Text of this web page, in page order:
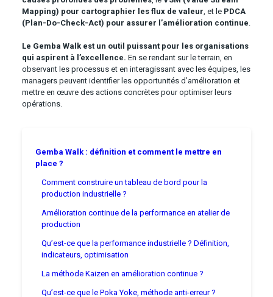
Mapping) pour cartographier les flux de valeur , et le PDCA
(Plan-Do-Check-Act) pour assurer l’amélioration continue
Le Gemba Walk est un outil puissant pour les organisations
qui aspirent à l’excellence. En se rendant sur le terrain, en
observant les processus et en interagissant avec les équipes, les
managers peuvent identifier les opportunités d’amélioration et
mettre en œuvre des actions concrètes pour optimiser leurs
opérations.
Gemba Walk : définition et comment le mettre en
place ?
Comment construire un tableau de bord pour la
production industrielle ?
Amélioration continue de la performance en atelier de
production
Qu’est-ce que la performance industrielle ? Définition,
indicateurs, optimisation
La méthode Kaizen en amélioration continue ?
Qu’est-ce que le Poka Yoke, méthode anti-erreur ?